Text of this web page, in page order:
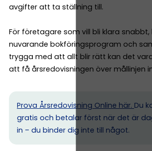
avgifter att ta ställning till.
För företagare som vill bli klara
nuvarande bokföringsprogram och
trygga med att allt blir rätt kan det
att få årsredovisningen över mållinjen
Prova Årsredovisning Online här. Du
gratis och betalar först när det är
in – du binder dig inte till något.